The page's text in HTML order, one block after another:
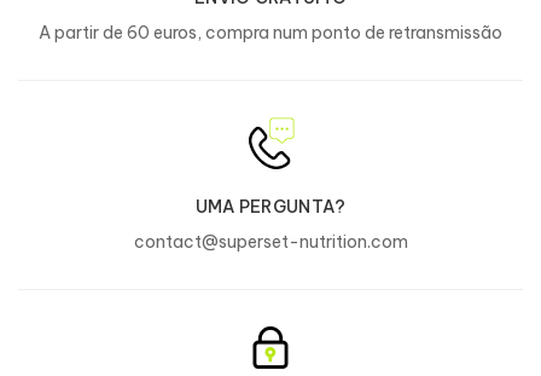
Consumir como parte de um estilo de vida
Não recomendado a mulheres grávidas ou
a amamentar, adolescentes ou crianças
A partir de 60 euros, compra num ponto de retransmissão
UMA PERGUNTA?
contact@superset-nutrition.com